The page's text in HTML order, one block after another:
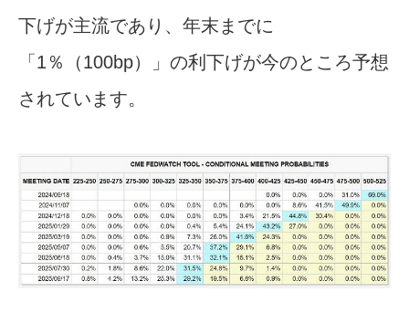
下げが主流であり、年末までに
「1％（100bp）」の利下げが今のところ予想
されています。